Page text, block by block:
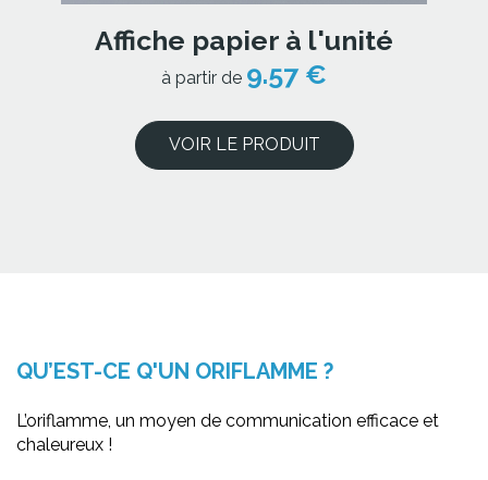
Affiche papier à l'unité
à partir de 9.57 €
VOIR LE PRODUIT
QU’EST-CE Q'UN ORIFLAMME ?
L’oriflamme, un moyen de communication efficace et
chaleureux !